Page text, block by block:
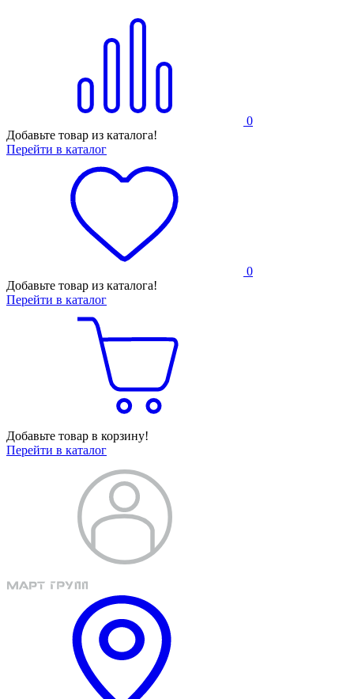
0
Добавьте товар из каталога!
Перейти в каталог
0
Добавьте товар из каталога!
Перейти в каталог
Добавьте товар в корзину!
Перейти в каталог